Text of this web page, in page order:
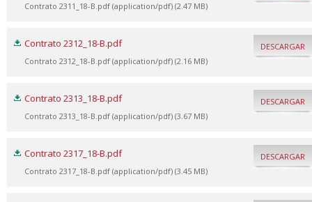
Contrato 2311_18-B.pdf (application/pdf) (2.47 MB)
Contrato 2312_18-B.pdf
Contrato 2312_18-B.pdf (application/pdf) (2.16 MB)
DESCARGAR
Contrato 2313_18-B.pdf
Contrato 2313_18-B.pdf (application/pdf) (3.67 MB)
DESCARGAR
Contrato 2317_18-B.pdf
Contrato 2317_18-B.pdf (application/pdf) (3.45 MB)
DESCARGAR